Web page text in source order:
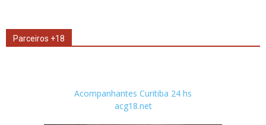
Parceiros +18
Acompanhantes Curitiba 24 hs
acg18.net